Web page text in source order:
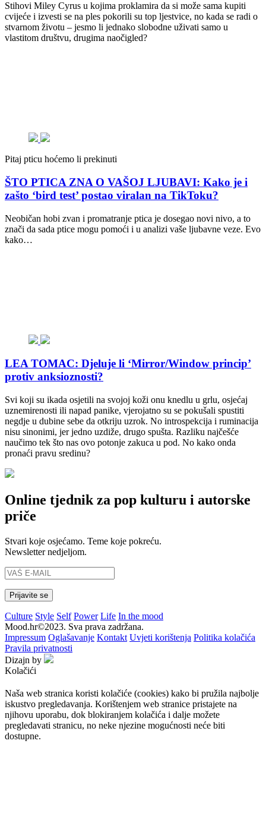
Stihovi Miley Cyrus u kojima proklamira da si može sama kupiti
cvijeće i izvesti se na ples pokorili su top ljestvice, no kada se radi o
stvarnom životu – jesmo li jednako slobodne uživati samo u
vlastitom društvu, drugima naočigled?
Pitaj pticu hoćemo li prekinuti
ŠTO PTICA ZNA O VAŠOJ LJUBAVI: Kako je i
zašto ‘bird test’ postao viralan na TikToku?
Neobičan hobi zvan i promatranje ptica je dosegao novi nivo, a to
znači da sada ptice mogu pomoći i u analizi vaše ljubavne veze. Evo
kako…
LEA TOMAC: Djeluje li ‘Mirror/Window princip’
protiv anksioznosti?
Svi koji su ikada osjetili na svojoj koži onu knedlu u grlu, osjećaj
uznemirenosti ili napad panike, vjerojatno su se pokušali spustiti
negdje u dubine sebe da otkriju uzrok. No introspekcija i ruminacija
nisu sinonimi, jer jedno uzdiže, drugo spušta. Razliku najčešće
naučimo tek što nas ovo potonje zakuca u pod. No kako onda
pronaći pravu sredinu?
Online tjednik za pop kulturu i autorske
priče
Stvari koje osjećamo. Teme koje pokreću.
Newsletter nedjeljom.
Culture Style Self Power Life In the mood
Mood.hr©2023. Sva prava zadržana.
Impressum Oglašavanje Kontakt Uvjeti korištenja Politika kolačića
Pravila privatnosti
Dizajn by
Kolačići
Naša web stranica koristi kolačiće (cookies) kako bi pružila najbolje
iskustvo pregledavanja. Korištenjem web stranice pristajete na
njihovu uporabu, dok blokiranjem kolačića i dalje možete
pregledavati stranicu, no neke njezine mogućnosti neće biti
dostupne.